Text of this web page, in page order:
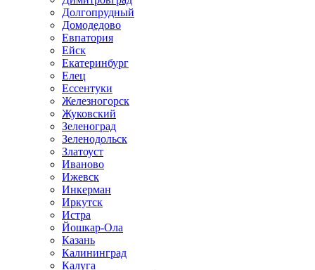
Долгопрудный
Домодедово
Евпатория
Ейск
Екатеринбург
Елец
Ессентуки
Железногорск
Жуковский
Зеленоград
Зеленодольск
Златоуст
Иваново
Ижевск
Инкерман
Иркутск
Истра
Йошкар-Ола
Казань
Калининград
Калуга